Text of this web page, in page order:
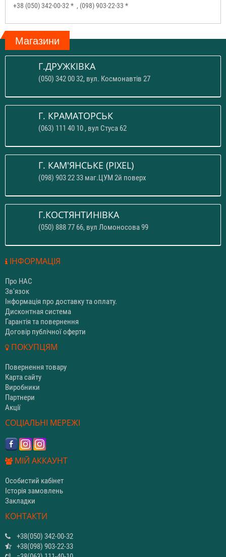
+38 (050) 342-00-32 * , (098) 903-22-33 *
Магазини
Г.ДРУЖКІВКА
(050) 342 00 32, вул. Космонавтів 27
Г. КРАМАТОРСЬК
(063) 111 40 10 , вул Стуса 62
Г. КАМ'ЯНСЬКЕ (PIXEL)
(098) 903 22 33 маг.ЦУМ 2й поверх
Г.КОСТЯНТИНІВКА
(050) 888 77 66, вул Ломоносова 99
ІНФОРМАЦІЯ
Про НАС
Зв'язок
Інформація про доставку та оплату.
Дисконтная система
Гарантія та повернення
Договір публічної оферти
ПОКУПЦЯМ
Повернення товару
Карта сайту
Виробники
Партнери
Акції
СОЦІАЛЬНІ МЕРЕЖІ
МІЙ АККАУНТ
Особистий кабінет
Історія замовлень
Закладки
КОНТАКТИ
+38(050) 342-00-32
+38(098) 903-22-33